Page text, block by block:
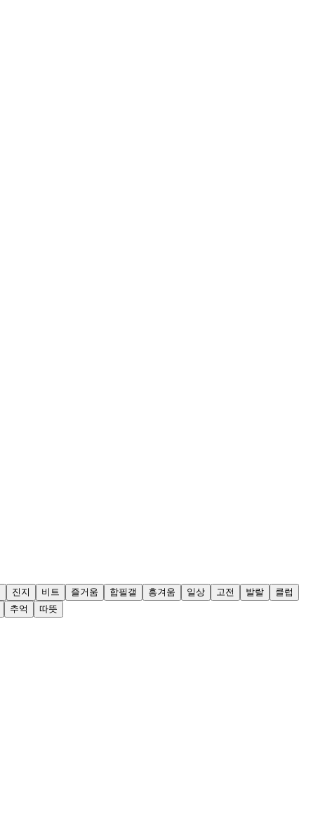
진지 비트 즐거움 합필갤 흥겨움 일상 고전 발랄
클럽
추억 따뜻